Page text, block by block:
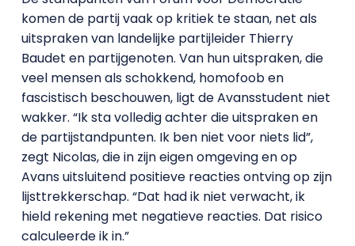
komen de partij vaak op kritiek te staan, net als
uitspraken van landelijke partijleider Thierry
Baudet en partijgenoten. Van hun uitspraken, die
veel mensen als schokkend, homofoob en
fascistisch beschouwen, ligt de Avansstudent niet
wakker. “Ik sta volledig achter die uitspraken en
de partijstandpunten. Ik ben niet voor niets lid”,
zegt Nicolas, die in zijn eigen omgeving en op
Avans uitsluitend positieve reacties ontving op zijn
lijsttrekkerschap. “Dat had ik niet verwacht, ik
hield rekening met negatieve reacties. Dat risico
calculeerde ik in.”